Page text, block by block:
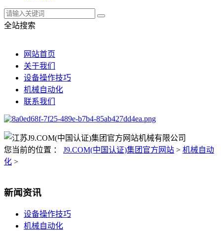
全站搜索
网站首页
关于我们
设备操作技巧
机械自动化
联系我们
您当前的位置 ： J9.COM(中国认证)集团官方网站 > 机械自动
化 >
新闻资讯
设备操作技巧
机械自动化